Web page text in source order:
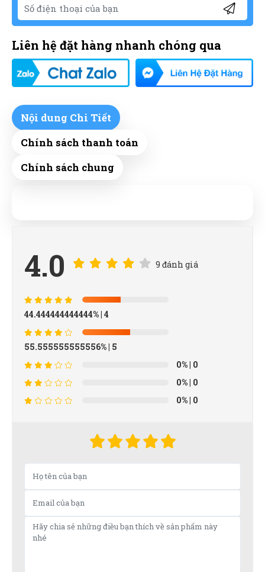
Liên hệ đặt hàng nhanh chóng qua
Nội dung Chi Tiết
Chính sách thanh toán
Chính sách chung
4.0 9 đánh giá
44.444444444444%| 4
55.555555555556%| 5
0%| 0
0%| 0
0%| 0